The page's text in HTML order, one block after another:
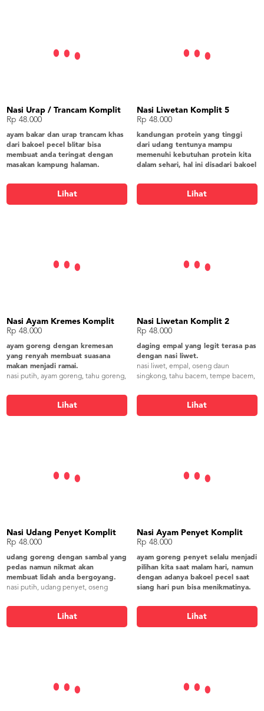
Nasi Urap / Trancam Komplit
Rp 48.000
ayam bakar dan urap trancam khas
dari bakoel pecel blitar bisa
membuat anda teringat dengan
masakan kampung halaman.
lodeh tahu tempe, bakwan jagung,
telur rebus, peyek, sambel
Lihat
Nasi Liwetan Komplit 5
Rp 48.000
kandungan protein yang tinggi
dari udang tentunya mampu
memenuhi kebutuhan protein kita
dalam sehari, hal ini disadari bakoel
menghadirkan menu udang.
nasi liwet, udang, oseng daun
singkong, tahu bacem, tempe bacem,
Lihat
Nasi Ayam Kremes Komplit
Rp 48.000
ayam goreng dengan kremesan
yang renyah membuat suasana
makan menjadi ramai.
nasi putih, ayam goreng, tahu goreng,
lalapan, sambel, kremesan
Lihat
Nasi Liwetan Komplit 2
Rp 48.000
daging empal yang legit terasa pas
dengan nasi liwet.
nasi liwet, empal, oseng daun
singkong, tahu bacem, tempe bacem,
kerupuk gender
Lihat
Nasi Udang Penyet Komplit
Rp 48.000
udang goreng dengan sambal yang
pedas namun nikmat akan
membuat lidah anda bergoyang.
nasi putih, udang penyet, oseng
goreng, bakwan jagung, lalapan,
Lihat
Nasi Ayam Penyet Komplit
Rp 48.000
ayam goreng penyet selalu menjadi
pilihan kita saat malam hari, namun
dengan adanya bakoel pecel saat
siang hari pun bisa menikmatinya.
kangkung, tahu goreng, tempe
goreng, bakwan jagung, lalapan,
kerupuk gendar
Lihat